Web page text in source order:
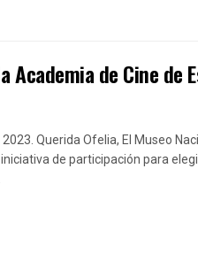
de Cine de
Querida Ofelia, El Museo
de participación para